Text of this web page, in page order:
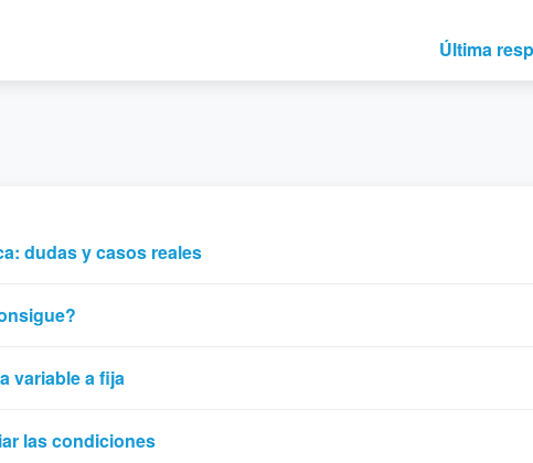
Última
dudas y casos reales
variable a fija
las condiciones